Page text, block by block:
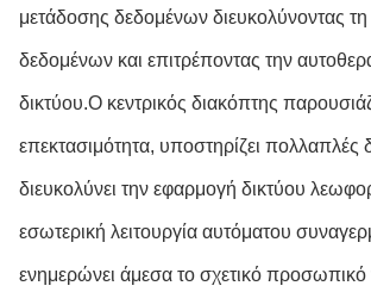
μετάδοσης δεδομένων διευκολύνοντας
δεδομένων και επιτρέποντας την
δικτύου.Ο κεντρικός διακόπτης
επεκτασιμότητα, υποστηρίζει πολλαπλές
διευκολύνει την εφαρμογή δικτύου
εσωτερική λειτουργία αυτόματου
ενημερώνει άμεσα το σχετικό προσωπικό